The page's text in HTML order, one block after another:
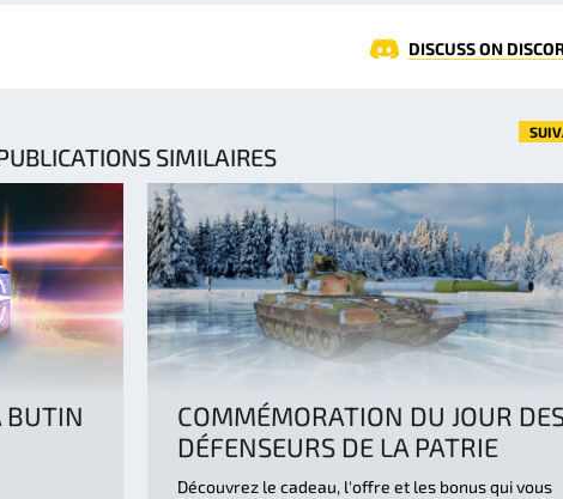
DISCUSS ON
SIMILAIRES
BUTIN
COMMÉMORATION DU JOUR
DÉFENSEURS DE LA PATRIE
Découvrez le cadeau, l'offre et les bonus qui vous